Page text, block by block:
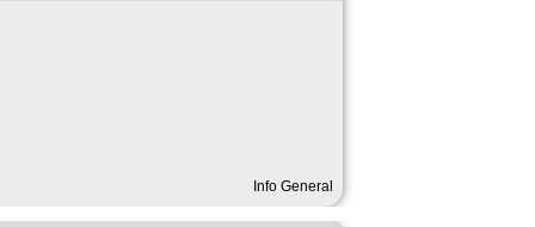
Info General